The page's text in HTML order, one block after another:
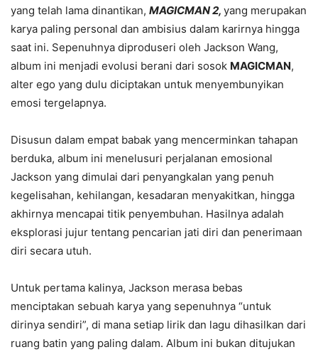
yang telah lama dinantikan, MAGICMAN 2, yang merupakan
karya paling personal dan ambisius dalam karirnya hingga
saat ini. Sepenuhnya diproduseri oleh Jackson Wang,
album ini menjadi evolusi berani dari sosok MAGICMAN,
alter ego yang dulu diciptakan untuk menyembunyikan
emosi tergelapnya.
Disusun dalam empat babak yang mencerminkan tahapan
berduka, album ini menelusuri perjalanan emosional
Jackson yang dimulai dari penyangkalan yang penuh
kegelisahan, kehilangan, kesadaran menyakitkan, hingga
akhirnya mencapai titik penyembuhan. Hasilnya adalah
eksplorasi jujur tentang pencarian jati diri dan penerimaan
diri secara utuh.
Untuk pertama kalinya, Jackson merasa bebas
menciptakan sebuah karya yang sepenuhnya “untuk
dirinya sendiri”, di mana setiap lirik dan lagu dihasilkan dari
ruang batin yang paling dalam. Album ini bukan ditujukan